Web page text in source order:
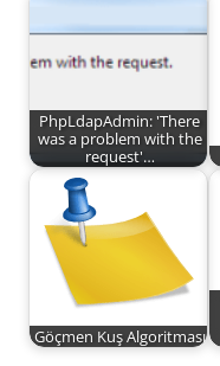
PhpLdapAdmin: 'There
was a problem with the
request'…
Göçmen Kuş Algoritması